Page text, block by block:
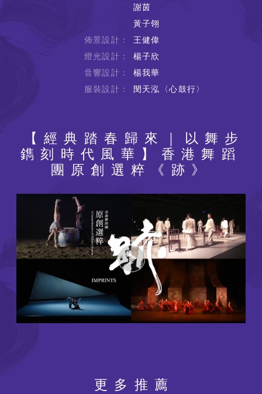
謝茵
黃子翎
佈景設計：
王健偉
燈光設計：
楊子欣
音響設計：
楊我華
服裝設計：
閔天泓〈心鼓行〉
【經典踏春歸來｜以舞步
鐫刻時代風華】香港舞蹈
團原創選粹《跡》
更多推薦